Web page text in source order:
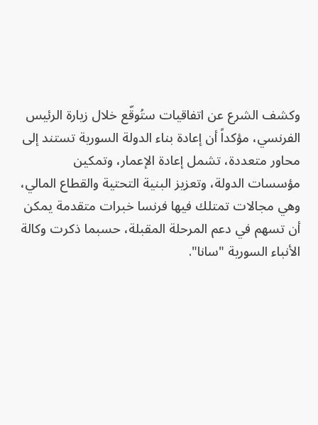
وكشف الشرع عن اتفاقيات ستُوقّع خلال زيارة الرئيس
الفرنسي، مؤكداً أن إعادة بناء الدولة السورية تستند إلى
محاور متعددة، تشمل إعادة الإعمار، وتمكين
مؤسسات الدولة، وتعزيز البنية التحتية والقطاع المالي،
وهي مجالات تمتلك فيها فرنسا خبرات متقدمة يمكن
أن تسهم في دعم المرحلة المقبلة، حسبما ذكرت وكالة
الأنباء السورية "سانا".